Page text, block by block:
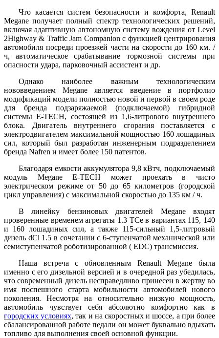
Что касается систем безопасности и комфорта, Renault
Megane получает полный спектр технологических решений,
включая адаптивную автономную систему вождения от Level
2Highway & Traffic Jam Companion с функцией центрирования
автомобиля посреди проезжей части на скорости до 160 км. /
ч, автоматическое срабатывание тормозной системы при
опасности удара, парковочный ассистент и др.
Однако наиболее важным технологическим
нововведением Megane является введение в портфолио
модификаций модели полностью новой и первой в своем роде
для бренда подзаряжаемой (подключаемой) гибридной
системы E-TECH, состоящей из 1,6-литрового внутреннего
блока. Двигатель внутреннего сгорания поставляется с
электродвигателем максимальной мощностью 160 лошадиных
сил, который был разработан инженерным подразделением
бренда Nafren и имеет более 150 патентов.
Благодаря емкости аккумулятора 9,8 кВтч, подключаемый
модуль Megane E-TECH может проехать в чисто
электрическом режиме от 50 до 65 километров (городской
цикл управления) с максимальной скоростью до 135 км / ч.
В линейку бензиновых двигателей Megane входят
проверенные временем агрегаты 1.3 TCe в вариантах 115, 140
и 160 лошадиных сил, а также 115-сильный 1,5-литровый
дизель dCi 1.5 в сочетании с 6-ступенчатой механической или
семиступенчатой роботизированной ( EDC) трансмиссия.
Наша встреча с обновленным Renault Megane была
именно с его дизельной версией и в очередной раз убедилась,
что современный дизель несправедливо принесен в жертву во
имя поспешного старта мобильности автомобилей нового
поколения. Несмотря на относительно низкую мощность,
автомобиль чувствует себя абсолютно комфортно как в
городских условиях, так и на скоростных и шоссе, а при более
сбалансированной работе педали он может буквально вдыхать
топливо для выполнения своей основной функции.